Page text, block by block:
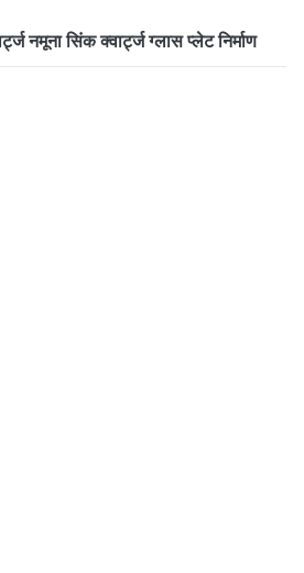
नमूना सिंक क्वार्ट्ज ग्लास प्लेट निर्माण